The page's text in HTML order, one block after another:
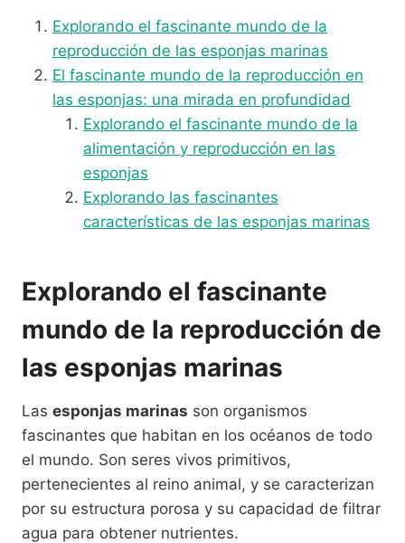
Explorando el fascinante mundo de la
reproducción de las esponjas marinas
El fascinante mundo de la reproducción en
las esponjas: una mirada en profundidad
Explorando el fascinante mundo de la
alimentación y reproducción en las
esponjas
Explorando las fascinantes
características de las esponjas marinas
Explorando el fascinante
mundo de la reproducción de
las esponjas marinas
Las esponjas marinas son organismos
fascinantes que habitan en los océanos de todo
el mundo. Son seres vivos primitivos,
pertenecientes al reino animal, y se caracterizan
por su estructura porosa y su capacidad de filtrar
agua para obtener nutrientes.